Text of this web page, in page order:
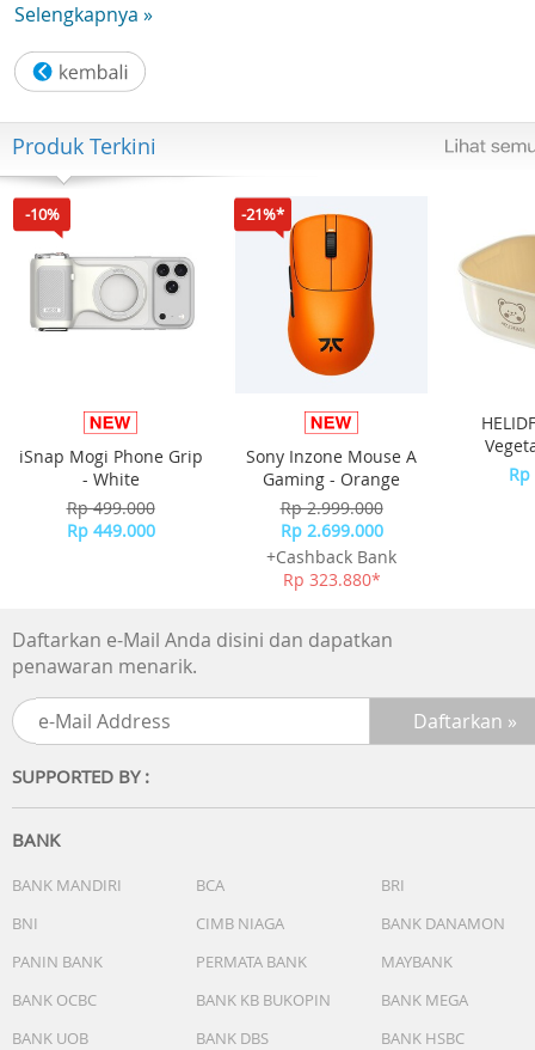
Tahan Air : 3 ATM
Include Box, Jam Tangan, Kartu Garansi, Manual
Selengkapnya »
Produk Terkini
-10%
iSnap Mogi Phone Grip
- White
Rp 499.000
Rp 449.000
-21%*
Sony Inzone Mouse A
Gaming - Orange
Rp 2.999.000
Rp 2.699.000
+Cashback Bank
Rp 323.880*
Daftarkan e-Mail Anda disini dan dapatkan
penawaran menarik.
SUPPORTED BY :
BANK
BANK MANDIRI BCA
BRI
BNI
CIMB NIAGA
BANK DANAMON
PANIN BANK
PERMATA BANK
MAYBANK
BANK OCBC
BANK KB BUKOPIN
BANK MEGA
BANK UOB
BANK DBS
BANK HSBC